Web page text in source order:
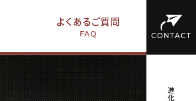
よくあるご質問
FAQ CONTACT